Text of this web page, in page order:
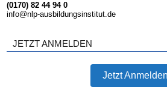
(0170) 82 44 94 0
info@nlp-ausbildungsinstitut.de
JETZT ANMELDEN
Jetzt Anmelden